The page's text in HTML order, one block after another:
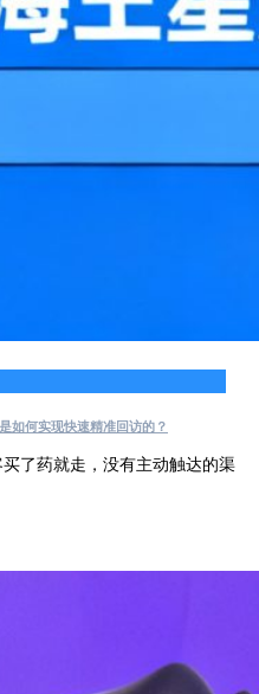
如何实现快速精准回访的？
了药就走，没有主动触达的渠